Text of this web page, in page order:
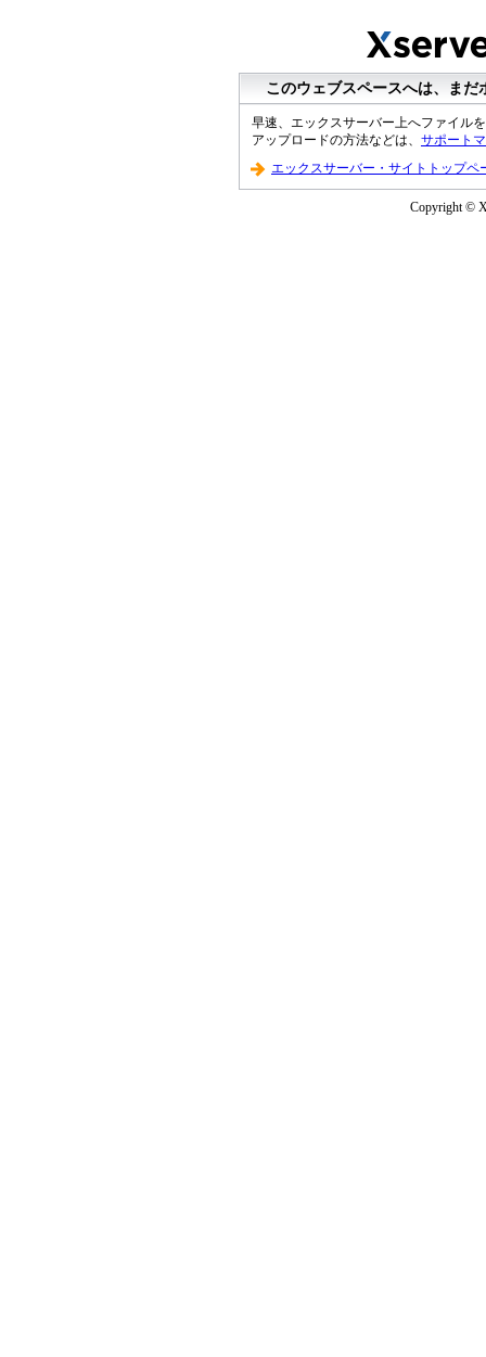
このウェブスペースへは、ま
早速、エックスサーバー上へファイル
アップロードの方法などは、 サポート
エックスサーバー・サイトトップペ
Copyright ©